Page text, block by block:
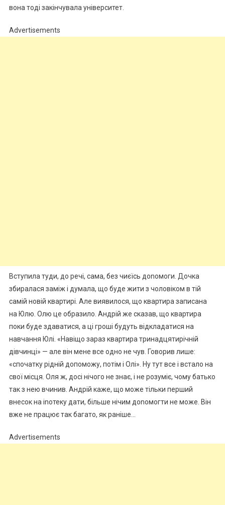
вона тоді закінчувала університет.
Advertisements
Вступила туди, до речі, сама, без чиєїсь доnомоги. Дочка
збиралася заміж і думала, що буде жити з чоловіком в тій
самій новій квартирі. Але виявилося, що квартира записана
на Юлю. Олю це образило. Андрій же сказав, що квартира
поки буде здаватися, а ці гроші будуть відкладатися на
навчання Юлі. «Навіщо зараз квартира тринадцятирічній
дівчинці» — але він мене все одно не чув. Говорив лише:
«спочатку рідній допоможу, потім і Олі». Ну тут все і встало на
свої місця. Оля ж, досі нічого не знає, і не розуміє, чому батько
так з нею вчинив. Андрій каже, що може тільки перший
внесок на іnотеку дати, більше нічим доnомогти не може. Він
вже не працює так багато, як раніше…
Advertisements